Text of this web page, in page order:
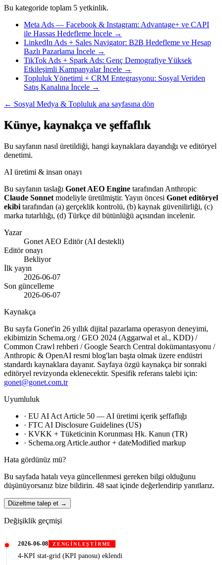
Bu kategoride toplam 5 yetkinlik.
Meta Ads — Facebook & Instagram: Advantage+ ve CAPI
ile Hassas Hedefleme İncele →
LinkedIn Ads + Sales Navigator: B2B Hedefleme ve Hesap
Bazlı Pazarlama İncele →
TikTok Ads + Spark Ads: Genç Demografiye Yüksek
Etkileşimli Kampanyalar İncele →
Topluluk Yönetimi + CRM Entegrasyonu: Sosyal Veriden
Satış Kanalına İncele →
← Sosyal Medya & Topluluk ana sayfasına dön
Künye, kaynakça ve şeffaflık
Bu sayfanın nasıl üretildiği, hangi kaynaklara dayandığı ve editöryel
denetimi.
AI üretimi & insan onayı
Bu sayfanın taslağı Gonet AEO Engine tarafından Anthropic
Claude Sonnet modeliyle üretilmiştir. Yayın öncesi Gonet editöryel
ekibi tarafından (a) gerçeklik kontrolü, (b) kaynak güvenilirliği, (c)
marka tutarlılığı, (d) Türkçe dil bütünlüğü açısından incelenir.
Yazar
Gonet AEO Editör (AI destekli)
Editör onayı
Bekliyor
İlk yayın
2026-06-07
Son güncelleme
2026-06-07
Kaynakça
Bu sayfa Gonet'in 26 yıllık dijital pazarlama operasyon deneyimi,
ekibimizin Schema.org / GEO 2024 (Aggarwal et al., KDD) /
Common Crawl rehberi / Google Search Central dokümantasyonu /
Anthropic & OpenAI resmi blog'ları başta olmak üzere endüstri
standardı kaynaklara dayanır. Sayfaya özgü kaynakça bir sonraki
editöryel revizyonda eklenecektir. Spesifik referans talebi için:
gonet@gonet.com.tr
Uyumluluk
· EU AI Act Article 50 — AI üretimi içerik şeffaflığı
· FTC AI Disclosure Guidelines (US)
· KVKK + Tüketicinin Korunması Hk. Kanun (TR)
· Schema.org Article.author + dateModified markup
Hata gördünüz mü?
Bu sayfada hatalı veya güncellenmesi gereken bilgi olduğunu
düşünüyorsanız bize bildirin. 48 saat içinde değerlendirip yanıtlarız.
Düzeltme talep et →
Değişiklik geçmişi
2026-06-08 ZENGINLEŞTIRME
4-KPI stat-grid (KPI panosu) eklendi